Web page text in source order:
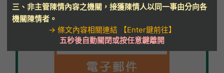
三、非主管陳情內容之機關，接獲陳情人以同一事由分向各
機關陳情者。
→ 條文內容相關連結 【Enter鍵前往】
五秒後自動關閉或按任意鍵離開